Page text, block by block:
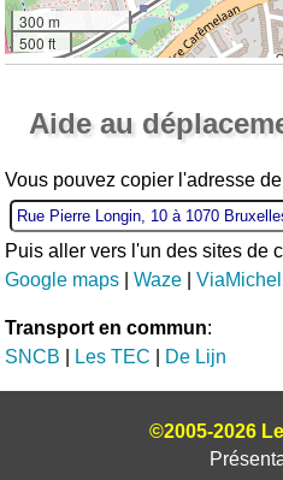
300 m
500 ft
Aide au
Vous pouvez copier l'adresse
Puis aller vers l'un des sites de
Google maps |Waze |
Transport en commun:
SNCB
Les TEC De Lijn
©2005-2026